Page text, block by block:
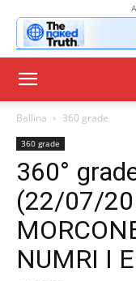
Ballina 360 grade
360 grade
360°
(22/07/
NUMRI I